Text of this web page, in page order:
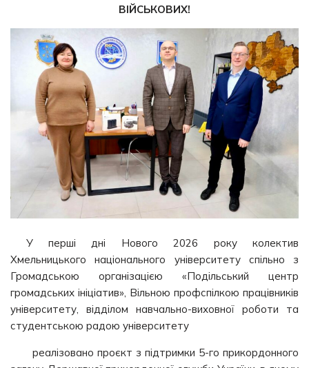
ВІЙСЬКОВИХ!
У перші дні Нового 2026 року колектив
Хмельницького національного університету спільно з
Громадською організацією «Подільський центр
громадських ініціатив», Вільною профспілкою працівників
університету, відділом навчально-виховної роботи та
студентською радою університету
реалізовано проєкт з підтримки 5-го прикордонного